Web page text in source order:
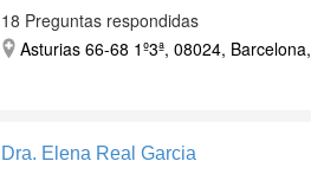
18 Preguntas respondidas
Asturias 66-68 1º3ª, 08024,
Dra. Elena Real Garcia